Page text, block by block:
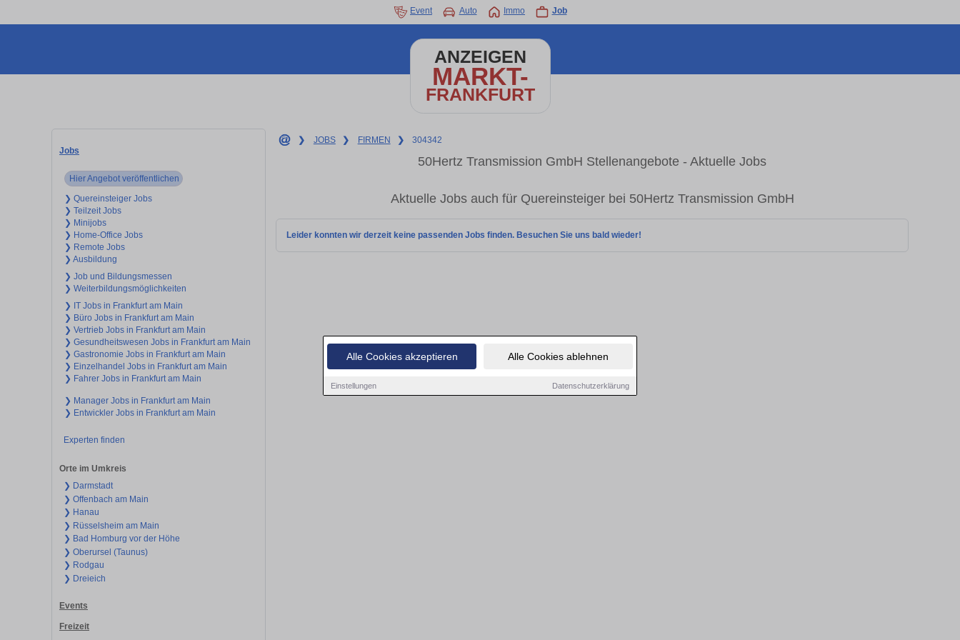
Alle Cookies akzeptieren Alle Cookies ablehnen
Einstellungen Datenschutzerklärung
Event Auto Immo Job
ANZEIGEN
MARKT-
FRANKFURT
Jobs
Hier Angebot veröffentlichen
❯ Quereinsteiger Jobs
❯ Teilzeit Jobs
❯ Minijobs
❯ Home-Office Jobs
❯ Remote Jobs
❯ Ausbildung
❯ Job und Bildungsmessen
❯ Weiterbildungsmöglichkeiten
❯ IT Jobs in Frankfurt am Main
❯ Büro Jobs in Frankfurt am Main
❯ Vertrieb Jobs in Frankfurt am Main
❯ Gesundheitswesen Jobs in Frankfurt am Main
❯ Gastronomie Jobs in Frankfurt am Main
❯ Einzelhandel Jobs in Frankfurt am Main
❯ Fahrer Jobs in Frankfurt am Main
❯ Manager Jobs in Frankfurt am Main
❯ Entwickler Jobs in Frankfurt am Main
Experten finden
Orte im Umkreis
❯ Darmstadt
❯ Offenbach am Main
❯ Hanau
❯ Rüsselsheim am Main
❯ Bad Homburg vor der Höhe
❯ Oberursel (Taunus)
❯ Rodgau
❯ Dreieich
Events
Freizeit
❯ JOBS ❯ FIRMEN ❯ 304342
50Hertz Transmission GmbH Stellenangebote - Aktuelle Jobs
Aktuelle Jobs auch für Quereinsteiger bei 50Hertz Transmission GmbH
Leider konnten wir derzeit keine passenden Jobs finden. Besuchen Sie uns bald wieder!